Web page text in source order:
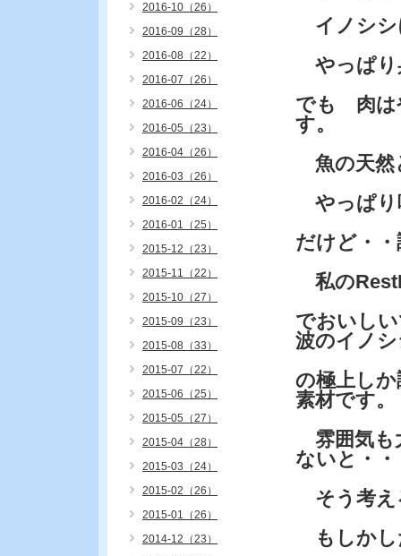
イノシシ
やっぱり
でも 肉は
す。
魚の天然
やっぱり
だけど・
私の
でおいし
波のイノ
の極上し
素材です。
雰囲気も
ないと・・
そう考え
もしかし
2016-10（26）
2016-09（28）
2016-08（22）
2016-07（26）
2016-06（24）
2016-05（23）
2016-04（26）
2016-03（26）
2016-02（24）
2016-01（25）
2015-12（23）
2015-11（22）
2015-10（27）
2015-09（23）
2015-08（33）
2015-07（22）
2015-06（25）
2015-05（27）
2015-04（28）
2015-03（24）
2015-02（26）
2015-01（26）
2014-12（23）